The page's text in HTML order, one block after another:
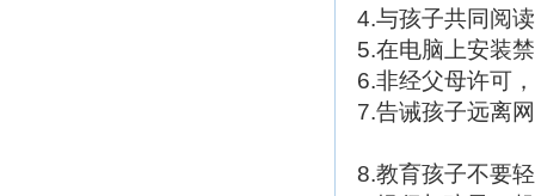
4.与孩子共同阅
5.在电脑上安装
6.非经父母许可
7.告诫孩子远离
8.教育孩子不要